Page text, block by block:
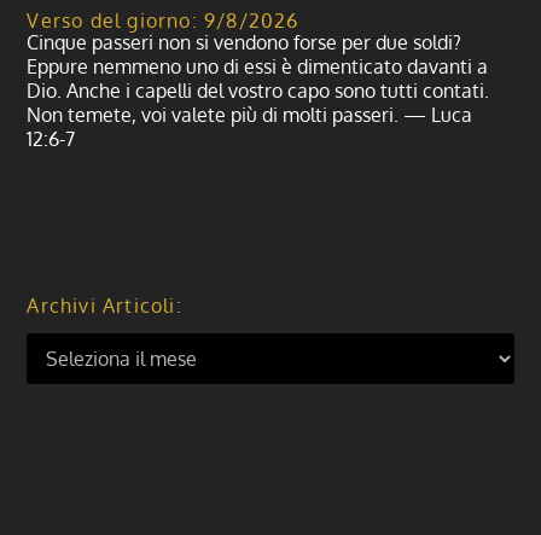
Verso del giorno: 9/8/2026
Cinque passeri non si vendono forse per due soldi?
Eppure nemmeno uno di essi è dimenticato davanti a
Dio. Anche i capelli del vostro capo sono tutti contati.
Non temete, voi valete più di molti passeri. — Luca
12:6-7
Archivi Articoli: